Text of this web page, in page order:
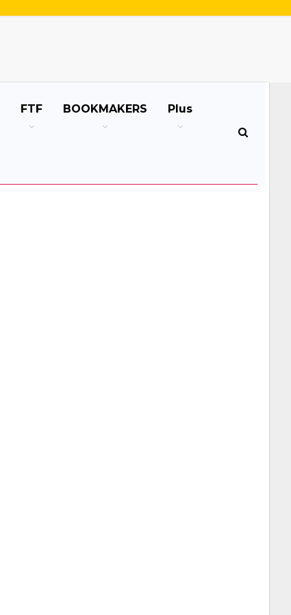
FTF BOOKMAKERS Plus